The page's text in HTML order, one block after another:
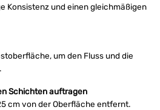
Konsistenz und einen gleichmäßigen
um den Fluss und die
Schichten auftragen
cm von der Oberfläche entfernt.